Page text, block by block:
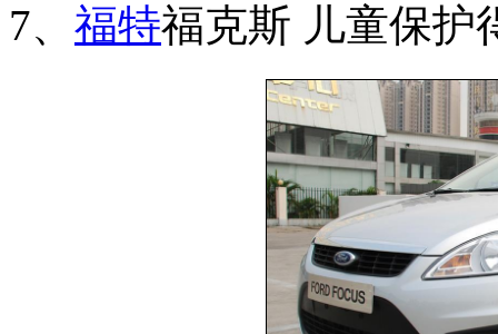
7、 福特福克斯 儿童保护